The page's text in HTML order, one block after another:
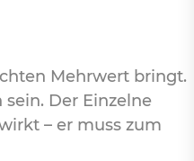
Mehrwert bringt.
Der Einzelne
– er muss zum